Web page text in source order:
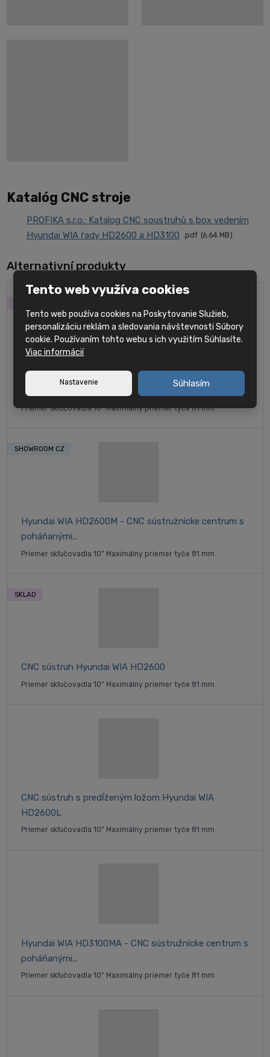
Katalóg CNC stroje
PROFIKA s.r.o.: Katalog CNC soustruhů s box vedením
Hyundai WIA řady HD2600 a HD3100
pdf 6.64 MB
Alternativní produkty
Hyundai WIA SE2600LM - CNC sústružnícke centrum s
predĺženým...
Priemer skľučovadla 10" Maximálny priemer tyče 81 mm
Hyundai WIA HD2600M - CNC sústružnícke centrum s
poháňanými...
Priemer skľučovadla 10" Maximálny priemer tyče 81 mm
SHOWROOM CZ
CNC sústruh Hyundai WIA HD2600
Priemer skľučovadla 10" Maximálny priemer tyče 81 mm
SKLAD
CNC sústruh s predĺženým ložom Hyundai WIA
HD2600L
Priemer skľučovadla 10" Maximálny priemer tyče 81 mm
Hyundai WIA HD3100MA - CNC sústružnícke centrum s
poháňanými...
Priemer skľučovadla 10" Maximálny priemer tyče 81 mm
Tento web využíva cookies
Tento web používa cookies na Poskytovanie Služieb,
personalizáciu reklám a sledovania návštevnosti Súbory
cookie. Používaním tohto webu s ich využitím Súhlasíte.
Viac informácií
Nastavenie Súhlasím